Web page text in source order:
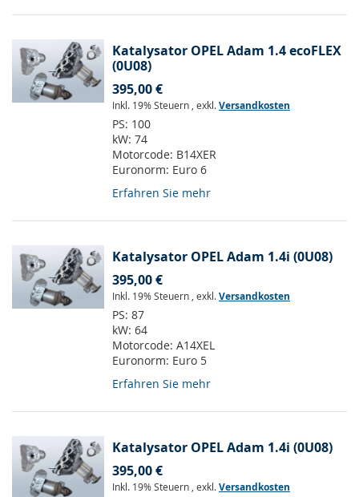
Katalysator OPEL Adam 1.4 ecoFLEX
(0U08)
395,00 €
Inkl. 19% Steuern , exkl.Versandkosten
PS: 100
kW: 74
Motorcode: B14XER
Euronorm: Euro 6
Erfahren Sie mehr
Katalysator OPEL Adam 1.4i (0U08)
395,00 €
Inkl. 19% Steuern , exkl.Versandkosten
PS: 87
kW: 64
Motorcode: A14XEL
Euronorm: Euro 5
Erfahren Sie mehr
Katalysator OPEL Adam 1.4i (0U08)
395,00 €
Inkl. 19% Steuern , exkl.Versandkosten